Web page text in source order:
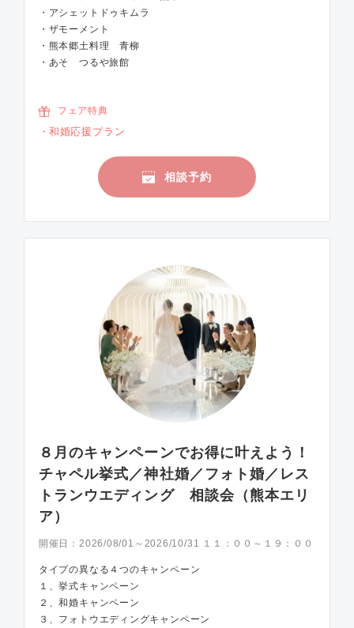
・アシェットドゥキムラ
・ザモーメント
・熊本郷土料理 青柳
・あそ つるや旅館
フェア特典
和婚応援プラン
相談予約
８月のキャンペーンでお得に叶えよう！
チャペル挙式／神社婚／フォト婚／レス
トランウエディング 相談会（熊本エリ
ア）
開催日： 2026/08/01～2026/10/31 １１：００～１９：００
タイプの異なる４つのキャンペーン
１、挙式キャンペーン
２、和婚キャンペーン
３、フォトウエディングキャンペーン